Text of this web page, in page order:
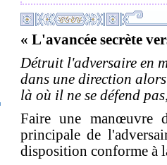
« L'avancée secrète
Détruit l'adversaire en
dans une direction
là où il ne se défend
Faire une manœuvre
principale de
disposition conforme à